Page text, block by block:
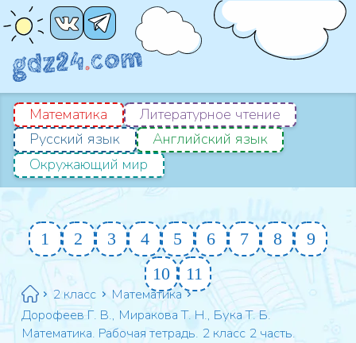
Математика
Литературное чтение
Русский язык
Английский язык
Окружающий мир
1 2 3 4 5 6 7 8
9
10
11
2 класс
Математика
Дорофеев Г. В., Миракова Т. Н., Бука Т. Б.
Математика. Рабочая тетрадь. 2 класс 2 часть.